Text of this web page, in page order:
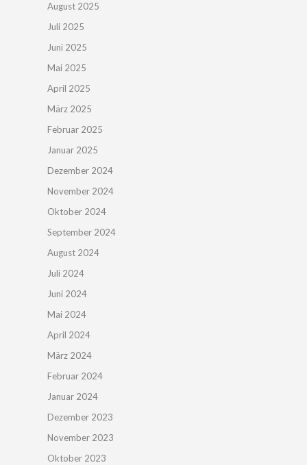
August 2025
Juli 2025
Juni 2025
Mai 2025
April 2025
März 2025
Februar 2025
Januar 2025
Dezember 2024
November 2024
Oktober 2024
September 2024
August 2024
Juli 2024
Juni 2024
Mai 2024
April 2024
März 2024
Februar 2024
Januar 2024
Dezember 2023
November 2023
Oktober 2023